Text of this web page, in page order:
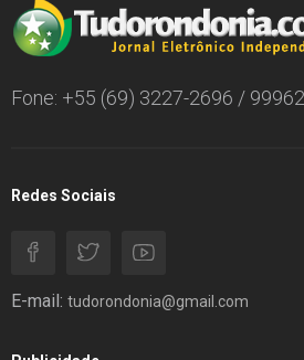
Fone: +55 (69) 3227-2696 /
Redes Sociais
E-mail: tudorondonia@gmail.com